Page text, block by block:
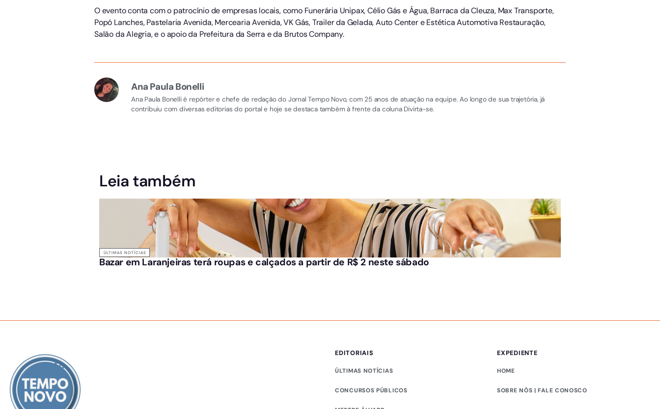
O evento conta com o patrocínio de empresas locais, como Funerária Unipax, Célio Gás e Água, Barraca da Cleuza, Max Transporte,
Popó Lanches, Pastelaria Avenida, Mercearia Avenida, VK Gás, Trailer da Gelada, Auto Center e Estética Automotiva Restauração,
Salão da Alegria, e o apoio da Prefeitura da Serra e da Brutos Company.
Ana Paula Bonelli
Ana Paula Bonelli é repórter e chefe de redação do Jornal Tempo Novo, com 25 anos de atuação na equipe. Ao longo de sua trajetória, já
contribuiu com diversas editorias do portal e hoje se destaca também à frente da coluna Divirta-se.
Leia também
ÚLTIMAS NOTÍCIAS
Bazar em Laranjeiras terá roupas e calçados a partir de R$ 2 neste sábado
EDITORIAIS
ÚLTIMAS NOTÍCIAS
CONCURSOS PÚBLICOS
EXPEDIENTE
HOME
SOBRE NÓS | FALE CONOSCO